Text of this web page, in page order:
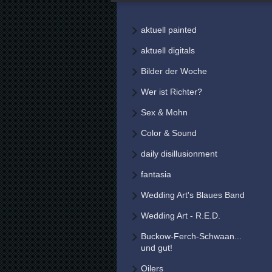
aktuell painted
aktuell digitals
Bilder der Woche
Wer ist Richter?
Sex & Mohn
Color & Sound
daily disillusionment
fantasia
Wedding Art's Blaues Band
Wedding Art - R.E.D.
Buckow-Ferch-Schwaan...
und gut!
Oilers